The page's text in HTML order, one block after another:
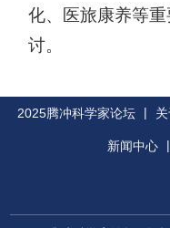
化、医旅康养等
讨。
2025腾冲科学家论坛 |
新闻中心 |